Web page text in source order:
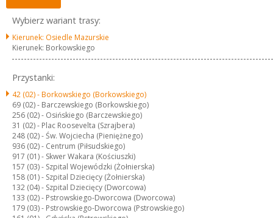
Wybierz wariant trasy:
Kierunek: Osiedle Mazurskie
Kierunek: Borkowskiego
Przystanki:
42 (02) -Borkowskiego (Borkowskiego)
69 (02) - Barczewskiego (Borkowskiego)
256 (02) - Osińskiego (Barczewskiego)
31 (02) - Plac Roosevelta (Szrajbera)
248 (02) -Św. Wojciecha (Pieniężnego)
936 (02) - Centrum (Piłsudskiego)
917 (01) - Skwer Wakara (Kościuszki)
157 (03) - Szpital Wojewódzki (Żołnierska)
158 (01) - Szpital Dziecięcy (Żołnierska)
132 (04) - Szpital Dziecięcy (Dworcowa)
133 (02) - Pstrowskiego-Dworcowa (Dworcowa)
179 (03) - Pstrowskiego-Dworcowa (Pstrowskiego)